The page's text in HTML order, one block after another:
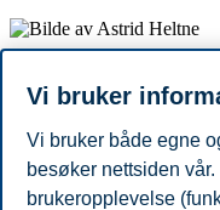
E-post
Personvern Cookies
fraBeredskapKontakt oss
Vi bruker
Vi bruker både egne
besøker nettsiden
brukeropplevelse